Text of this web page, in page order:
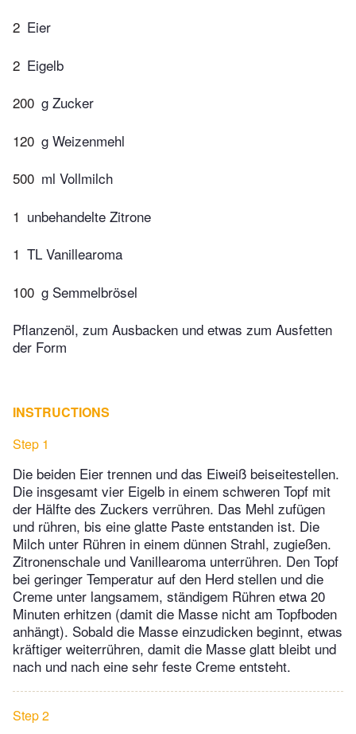
2 Eier
2 Eigelb
200 g Zucker
120 g Weizenmehl
500 ml Vollmilch
1 unbehandelte Zitrone
1 TL Vanillearoma
100 g Semmelbrösel
Pflanzenöl, zum Ausbacken und etwas zum Ausfetten
der Form
INSTRUCTIONS
Step 1
Die beiden Eier trennen und das Eiweiß beiseitestellen.
Die insgesamt vier Eigelb in einem schweren Topf mit
der Hälfte des Zuckers verrühren. Das Mehl zufügen
und rühren, bis eine glatte Paste entstanden ist. Die
Milch unter Rühren in einem dünnen Strahl, zugießen.
Zitronenschale und Vanillearoma unterrühren. Den Topf
bei geringer Temperatur auf den Herd stellen und die
Creme unter langsamem, ständigem Rühren etwa 20
Minuten erhitzen (damit die Masse nicht am Topfboden
anhängt). Sobald die Masse einzudicken beginnt, etwas
kräftiger weiterrühren, damit die Masse glatt bleibt und
nach und nach eine sehr feste Creme entsteht.
Step 2